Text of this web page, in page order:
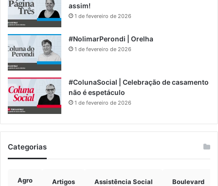
assim!
1 de fevereiro de 2026
#NolimarPerondi | Orelha
1 de fevereiro de 2026
#ColunaSocial | Celebração de casamento
não é espetáculo
1 de fevereiro de 2026
Categorias
Agro Artigos Assistência Social Boulevard